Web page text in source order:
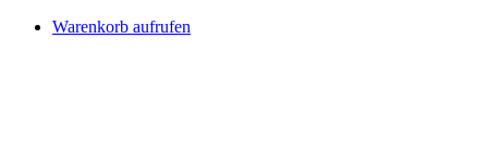
Warenkorb aufrufen